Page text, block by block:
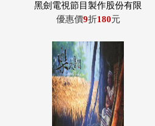
黑劍電視節目製作股份有限
公司
優惠價9折180元